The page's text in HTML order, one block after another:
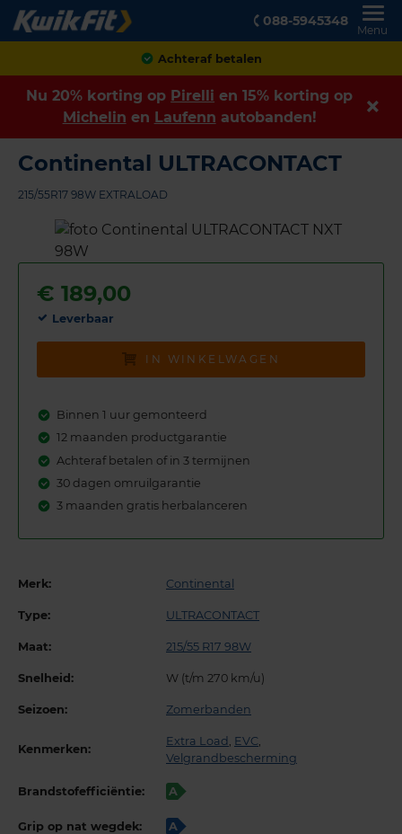
088-5945348
Menu
Achteraf betalen
Nu 20% korting op Pirelli en 15% korting op
Michelin en Laufenn autobanden!
Continental ULTRACONTACT
215/55R17 98W EXTRALOAD
€ 189,00
Leverbaar
IN WINKELWAGEN
Binnen 1 uur gemonteerd
12 maanden productgarantie
Achteraf betalen of in 3 termijnen
30 dagen omruilgarantie
3 maanden gratis herbalanceren
Merk: Continental
Type: ULTRACONTACT
Maat: 215/55 R17 98W
Snelheid: W (t/m 270 km/u)
Seizoen: Zomerbanden
Kenmerken:
Extra Load EVC
Velgrandbescherming
Brandstofefficiëntie: A
Grip op nat wegdek: A